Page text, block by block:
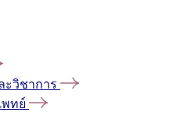
ะวิชาการ
พทย์